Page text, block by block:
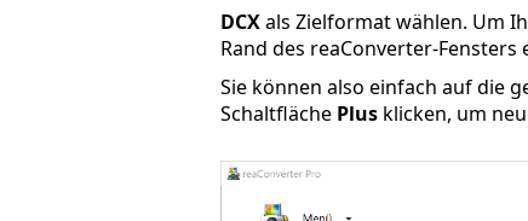
DCXals Zielformat wählen. Um
Rand des reaConverter-Fensters
Sie können also einfach auf die
Schaltfläche Plusklicken, um